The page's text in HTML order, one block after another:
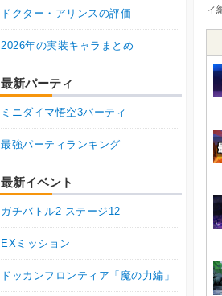
ィ
ドクター・アリンスの評価
2026年の実装キャラまとめ
最新パーティ
ミニダイマ悟空3パーティ
最強パーティランキング
最新イベント
ガチバトル2 ステージ12
EXミッション
ドッカンフロンティア「魔の力編」